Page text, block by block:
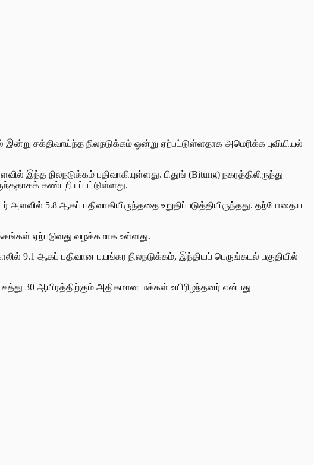
இன்று சக்திவாய்ந்த நிலநடுக்கம் ஒன்று ஏற்பட்டுள்ளதாக அமெரிக்க புவியியல்
இந்த நிலநடுக்கம் பதிவாகியுள்ளது. பிதுங் (Bitung) நகரத்திலிருந்து
கண்டறியப்பட்டுள்ளது.
5.8 ஆகப் பதிவாகியிருந்ததை உறுதிப்படுத்தியிருந்தது. தற்போதைய
ஏற்படுவது வழக்கமாக உள்ளது.
9.1 ஆகப் பதிவான பயங்கர நிலநடுக்கம், இந்தியப் பெருங்கடல் பகுதியில்
30 ஆயிரத்திற்கும் அதிகமான மக்கள் உயிரிழந்தனர் என்பது